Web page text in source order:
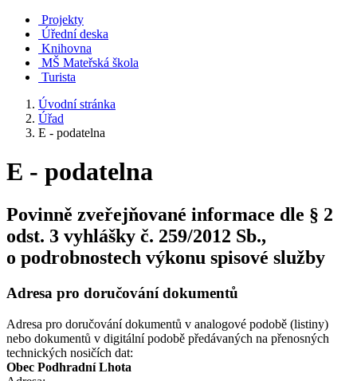
Projekty
Úřední deska
Knihovna
MŠ Mateřská škola
Turista
Úvodní stránka
Úřad
E - podatelna
E - podatelna
Povinně zveřejňované informace dle § 2
odst. 3 vyhlášky č. 259/2012 Sb.,
o podrobnostech výkonu spisové služby
Adresa pro doručování dokumentů
Adresa pro doručování dokumentů v analogové podobě (listiny)
nebo dokumentů v digitální podobě předávaných na přenosných
technických nosičích dat:
Obec Podhradní Lhota